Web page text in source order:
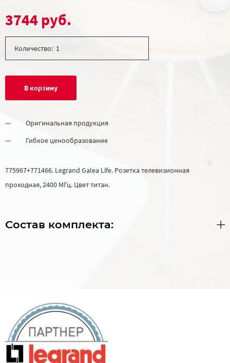
3744 руб.
Количество:
В корзину
Оригинальная продукция
Гибкое ценообразование
775967+771466. Legrand Galea Life. Розетка телевизионная
проходная, 2400 МГц. Цвет титан.
Состав комплекта: